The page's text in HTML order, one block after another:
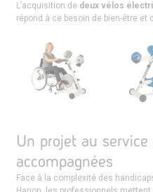
L’acquisition de deux vélos
répond à ce besoin de bien-être et
Un projet au service
accompagnées
Face à la complexité des